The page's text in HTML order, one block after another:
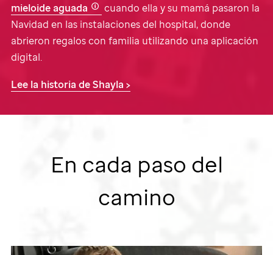
mieloide aguada
cuando ella y su mamá pasaron la
Navidad en las instalaciones del hospital, donde
abrieron regalos con familia utilizando una aplicación
digital.
Lee la historia de Shayla >
En cada paso del
camino